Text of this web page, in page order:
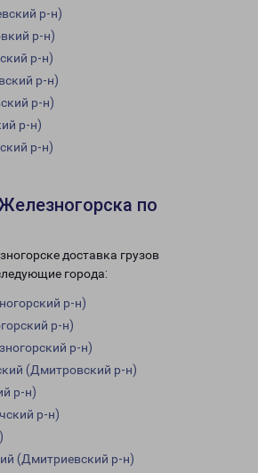
р-н)
р-н)
р-н)
р-н)
р-н)
р-н)
р-н)
по
доставка грузов
города:
р-н)
р-н)
р-н)
(Дмитровский р-н)
р-н)
р-н)
(Дмитриевский р-н)